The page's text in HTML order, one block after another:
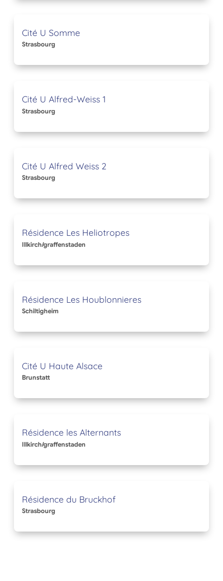
Cité U Somme
Strasbourg
Cité U Alfred-Weiss 1
Strasbourg
Cité U Alfred Weiss 2
Strasbourg
Résidence Les Heliotropes
Illkirch/graffenstaden
Résidence Les Houblonnieres
Schiltigheim
Cité U Haute Alsace
Brunstatt
Résidence les Alternants
Illkirch/graffenstaden
Résidence du Bruckhof
Strasbourg